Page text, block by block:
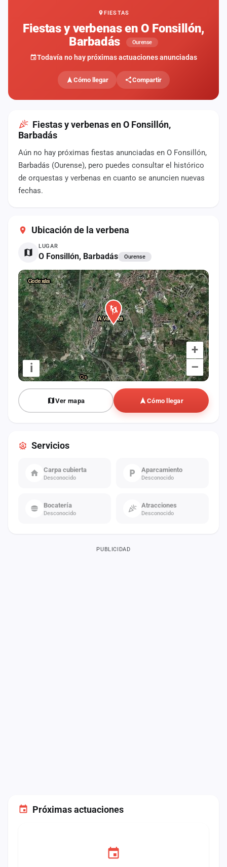
FIESTAS
Fiestas y verbenas en O Fonsillón,
Barbadás
Ourense
Todavía no hay próximas actuaciones anunciadas
Cómo llegar Compartir
Fiestas y verbenas en O Fonsillón,
Barbadás
Aún no hay próximas fiestas anunciadas en O Fonsillón,
Barbadás (Ourense), pero puedes consultar el histórico
de orquestas y verbenas en cuanto se anuncien nuevas
fechas.
Próximas actuaciones
Ubicación de la verbena
LUGAR
O Fonsillón, Barbadás Ourense
+
–
i
Ver mapa Cómo llegar
Servicios
Carpa cubierta
Desconocido
Aparcamiento
Desconocido
Bocatería
Desconocido
Atracciones
Desconocido
PUBLICIDAD
fiestas
Componentes
Agencias
Rankings
Anuncios
Crear
cuenta
Administración
Contacto